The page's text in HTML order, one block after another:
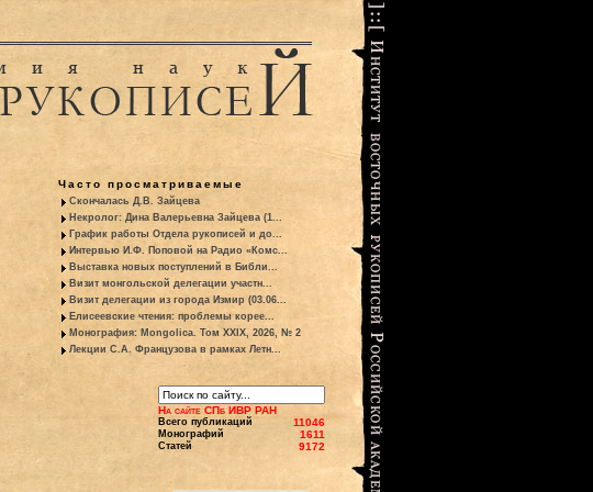
Часто просматриваемые
Скончалась Д.В. Зайцева
Некролог: Дина Валерьевна Зайцева (1...
График работы Отдела рукописей и до...
Интервью И.Ф. Поповой на Радио «Комс...
Выставка новых поступлений в Библи...
Визит монгольской делегации участн...
Визит делегации из города Измир (03.06...
Елисеевские чтения: проблемы корее...
Монография: Mongolica. Том XXIX, 2026, № 2
Лекции С.А. Французова в рамках Летн...
На сайте СПб ИВР РАН
Всего публикаций 11046
Монографий 1611
Статей 9172